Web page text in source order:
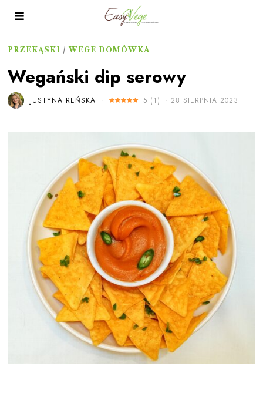
PRZEKĄSKI / WEGE DOMÓWKA
Wegański dip serowy
JUSTYNA REŃSKA 5 (1 ) 28 SIERPNIA 2023